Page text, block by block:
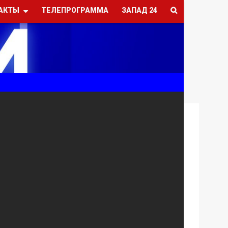
ТЕЛЕПРОГРАММА ЗАПАД 24